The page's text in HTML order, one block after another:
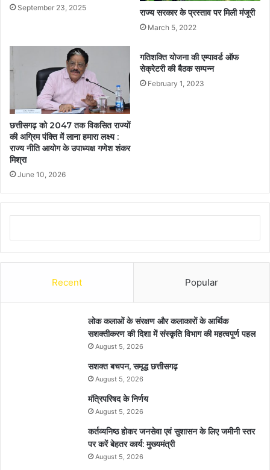
September 23, 2025 राज्य सरकार के प्रस्ताव पर मिली मंजूरी
March 5, 2022
छत्तीसगढ़ को 2047 तक विकसित राज्यों
की अग्रिम पंक्ति में लाना हमारा लक्ष्य :
राज्य नीति आयोग के उपाध्यक्ष गणेश शंकर
मिश्रा
June 10, 2026
गतिशक्ति योजना की एम्पावर्ड ऑफ
सेक्रेटरी की बैठक सम्पन्न
February 1, 2023
Recent Popular
लोक कलाओं के संरक्षण और कलाकारों के आर्थिक
सशक्तीकरण की दिशा में संस्कृति विभाग की महत्वपूर्ण पहल
August 5, 2026
सशक्त बचपन, समृद्ध छत्तीसगढ़
August 5, 2026
मंत्रिपरिषद के निर्णय
August 5, 2026
कर्तव्यनिष्ठ होकर जनसेवा एवं सुशासन के लिए जमीनी स्तर
पर करें बेहतर कार्य: मुख्यमंत्री
August 5, 2026